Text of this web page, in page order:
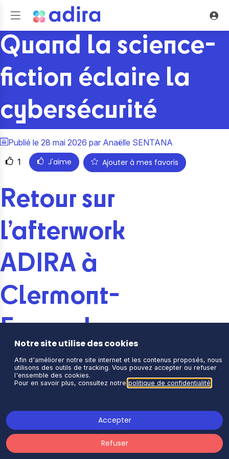
Quand la science-
fiction éclaire la
cybersécurité
Publié le 28 mai 2026 par Anaëlle SENTANA
1
J'aime Ajouter à mes favoris
Retour sur
l’afterwork
ADIRA à
Clermont-
Ferrand
et confirme sa volonté de proposer toujours plus de
temps d’échange et de partage aux professionnels
du numérique sur l’ensemble du territoire régional.
Clermont-Ferrand, un nouvel afterwork consacré à
un sujet aussi sérieux qu’original : les liens entre
science-fiction et cybersécurité.
À travers sa conférence « La Cyber Kill Chain
Notre site utilise des cookies
Afin d'améliorer notre site internet et les contenus proposés, nous
utilisons des outils de tracking. Vous pouvez accepter ou refuser
l'ensemble des cookies.
Pour en savoir plus, consultez notre politique de confidentialité
Accepter
Refuser